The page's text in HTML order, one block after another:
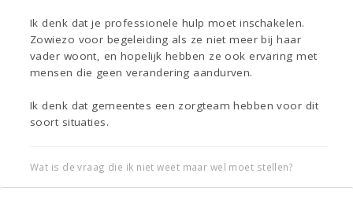
Ik denk dat je professionele hulp moet inschakelen.
Zowiezo voor begeleiding als ze niet meer bij haar
vader woont, en hopelijk hebben ze ook ervaring met
mensen die geen verandering aandurven.
Ik denk dat gemeentes een zorgteam hebben voor dit
soort situaties.
Wat is de vraag die ik niet weet maar wel moet stellen?